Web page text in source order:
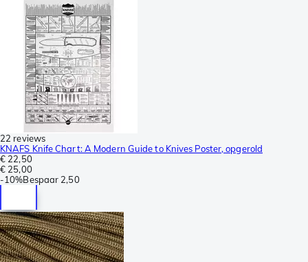
22 reviews
KNAFS Knife Chart: A Modern Guide to Knives Poster, opgerold
€ 22,50
€ 25,00
-10%Bespaar 2,50